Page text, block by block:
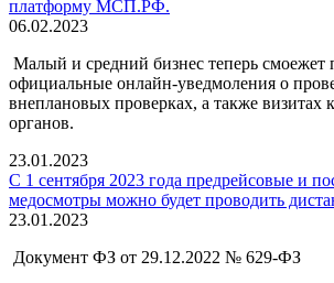
платформу МСП.РФ.
06.02.2023
Малый и средний бизнес теперь смоежет
официальные онлайн-уведмоления о
внеплановых проверках, а также
органов.
23.01.2023
С 1 сентября 2023 года предрейсовые и
медосмотры можно будет проводить
23.01.2023
Документ ФЗ от 29.12.2022 № 629-ФЗ